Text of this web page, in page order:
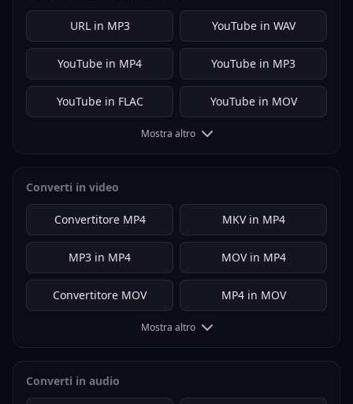
URL in MP3 YouTube in WAV
YouTube in MP4 YouTube in MP3
YouTube in FLAC YouTube in MOV
Mostra altro
Converti in video
Convertitore MP4 MKV in MP4
MP3 in MP4 MOV in MP4
Convertitore MOV MP4 in MOV
Mostra altro
Converti in audio